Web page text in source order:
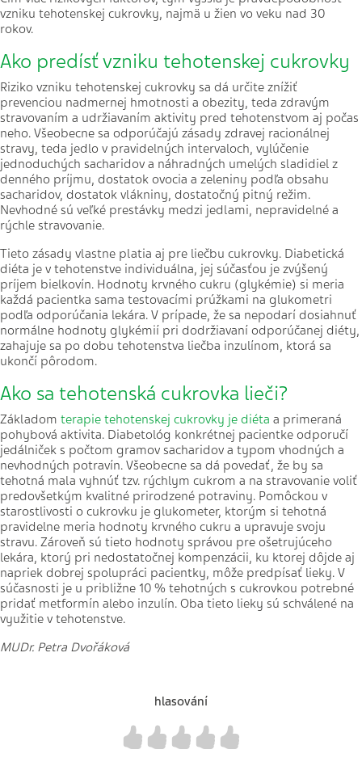
vzniku tehotenskej cukrovky, najmä u žien vo veku nad 30
rokov.
Ako predísť vzniku tehotenskej cukrovky
Riziko vzniku tehotenskej cukrovky sa dá určite znížiť
prevenciou nadmernej hmotnosti a obezity, teda zdravým
stravovaním a udržiavaním aktivity pred tehotenstvom aj počas
neho. Všeobecne sa odporúčajú zásady zdravej racionálnej
stravy, teda jedlo v pravidelných intervaloch, vylúčenie
jednoduchých sacharidov a náhradných umelých sladidiel z
denného príjmu, dostatok ovocia a zeleniny podľa obsahu
sacharidov, dostatok vlákniny, dostatočný pitný režim.
Nevhodné sú veľké prestávky medzi jedlami, nepravidelné a
rýchle stravovanie.
Tieto zásady vlastne platia aj pre liečbu cukrovky. Diabetická
diéta je v tehotenstve individuálna, jej súčasťou je zvýšený
príjem bielkovín. Hodnoty krvného cukru (glykémie) si meria
každá pacientka sama testovacími prúžkami na glukometri
podľa odporúčania lekára. V prípade, že sa nepodarí dosiahnuť
normálne hodnoty glykémií pri dodržiavaní odporúčanej diéty,
zahajuje sa po dobu tehotenstva liečba inzulínom, ktorá sa
ukončí pôrodom.
Ako sa tehotenská cukrovka lieči?
Základom terapie tehotenskej cukrovky je diéta a primeraná
pohybová aktivita. Diabetológ konkrétnej pacientke odporučí
jedálniček s počtom gramov sacharidov a typom vhodných a
nevhodných potravín. Všeobecne sa dá povedať, že by sa
tehotná mala vyhnúť tzv. rýchlym cukrom a na stravovanie voliť
predovšetkým kvalitné prirodzené potraviny. Pomôckou v
starostlivosti o cukrovku je glukometer, ktorým si tehotná
pravidelne meria hodnoty krvného cukru a upravuje svoju
stravu. Zároveň sú tieto hodnoty správou pre ošetrujúceho
lekára, ktorý pri nedostatočnej kompenzácii, ku ktorej dôjde aj
napriek dobrej spolupráci pacientky, môže predpísať lieky. V
súčasnosti je u približne 10 % tehotných s cukrovkou potrebné
pridať metformín alebo inzulín. Oba tieto lieky sú schválené na
využitie v tehotenstve.
MUDr. Petra Dvořáková
hlasování
4
3
2
1